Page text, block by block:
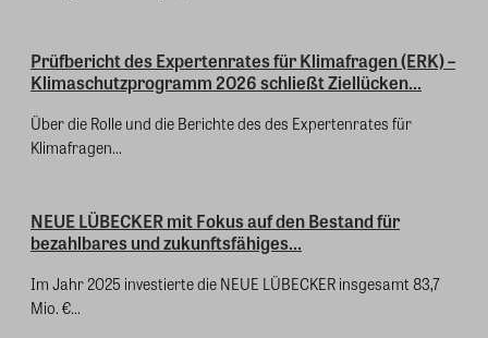
Prüfbericht des Expertenrates für Klimafragen (ERK) –
Klimaschutzprogramm 2026 schließt Ziellücken...
Über die Rolle und die Berichte des des Expertenrates für
Klimafragen...
NEUE LÜBECKER mit Fokus auf den Bestand für
bezahlbares und zukunftsfähiges...
Im Jahr 2025 investierte die NEUE LÜBECKER insgesamt 83,7
Mio. €...